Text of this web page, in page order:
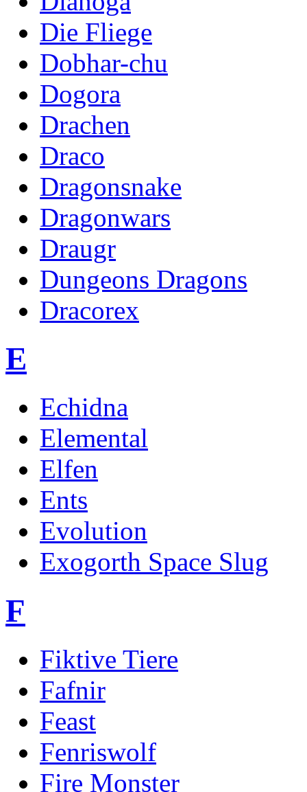
Die Fliege
Dobhar-chu
Dogora
Drachen
Draco
Dragonsnake
Dragonwars
Draugr
Dungeons Dragons
Dracorex
E
Echidna
Elemental
Elfen
Ents
Evolution
Exogorth Space Slug
F
Fiktive Tiere
Fafnir
Feast
Fenriswolf
Fire Monster